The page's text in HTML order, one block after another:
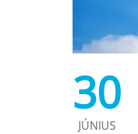
30
JÚNIUS